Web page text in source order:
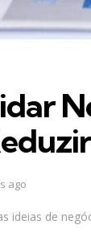
ago
ideias de